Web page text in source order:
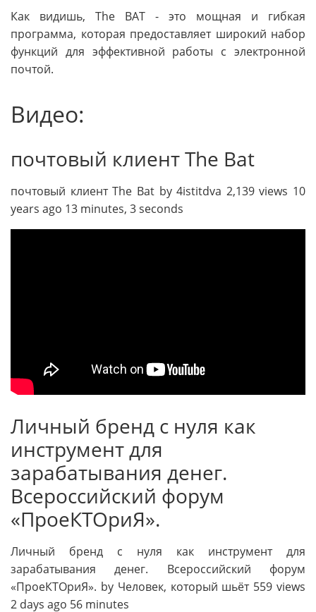
Как видишь, The BAT - это мощная и гибкая
программа, которая предоставляет широкий набор
функций для эффективной работы с электронной
почтой.
Видео:
почтовый клиент The Bat
почтовый клиент The Bat by 4istitdva 2,139 views 10
years ago 13 minutes, 3 seconds
Личный бренд с нуля как
инструмент для
зарабатывания денег.
Всероссийский форум
«ПроеКТОриЯ».
Личный бренд с нуля как инструмент для
зарабатывания денег. Всероссийский форум
«ПроеКТОриЯ». by Человек, который шьёт 559 views
2 days ago 56 minutes